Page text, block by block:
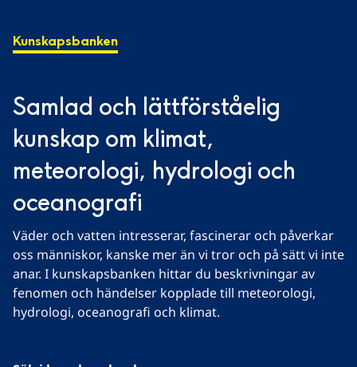
Kunskapsbanken
Samlad och lättförståelig
kunskap om klimat,
meteorologi, hydrologi och
oceanografi
Väder och vatten intresserar, fascinerar och påverkar
oss människor, kanske mer än vi tror och på sätt vi inte
anar. I kunskapsbanken hittar du beskrivningar av
fenomen och händelser kopplade till meteorologi,
hydrologi, oceanografi och klimat.